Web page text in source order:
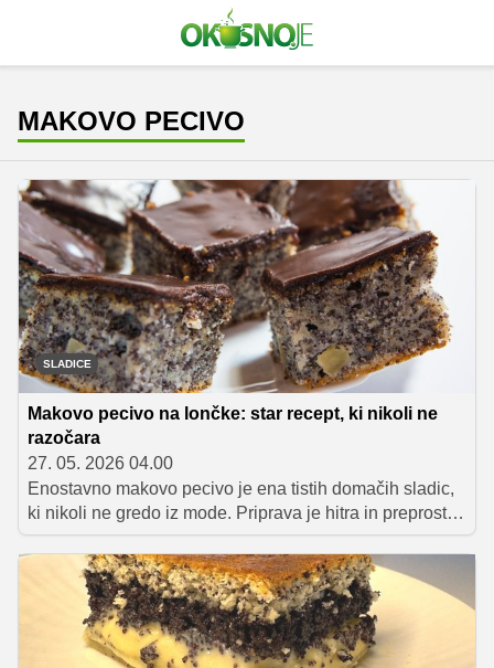
MAKOVO PECIVO
SLADICE
Makovo pecivo na lončke: star recept, ki nikoli ne
razočara
27. 05. 2026 04.00
Enostavno makovo pecivo je ena tistih domačih sladic,
ki nikoli ne gredo iz mode. Priprava je hitra in preprosta,
saj sestavine odmerimo kar z jogurtovim lončkom, maso
vlijemo v pekač in spečemo. Za piko na i pecivo
prelijemo še s čokoladno glazuro, ki poskrbi za bogat
domač okus.